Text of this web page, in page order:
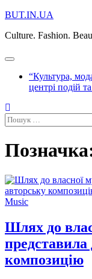
Перейти
вмісту
BUT.IN.UA
Culture. Fashion.
“Культура,
центрі подій
Пошук:
Music
Шлях до
композицію